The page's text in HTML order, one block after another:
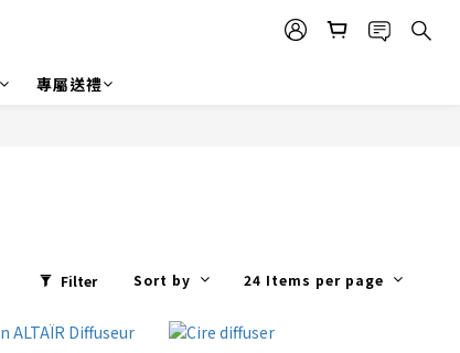
專屬送禮
Filter Sort by 24 Items per page